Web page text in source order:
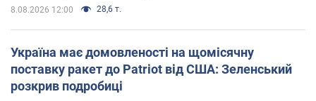
8.08.2026 12:00 28,6 т.
Україна має домовленості на щомісячну
поставку ракет до Patriot від США: Зеленський
розкрив подробиці